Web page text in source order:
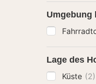
Umgebung
Lage des
Küste (2)